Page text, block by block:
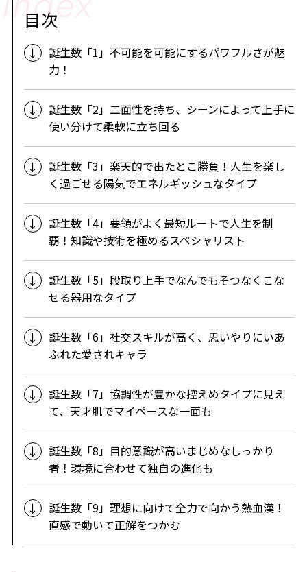
目次
誕生数「1」不可能を可能にするパワフルさが魅
力！
誕生数「2」二面性を持ち、シーンによって上手に
使い分けて柔軟に立ち回る
誕生数「3」楽天的で出たとこ勝負！人生を楽し
く過ごせる陽気でエネルギッシュなタイプ
誕生数「4」要領がよく最短ルートで人生を制
覇！知識や技術を極めるスペシャリスト
誕生数「5」段取り上手でなんでもそつなくこな
せる器用なタイプ
誕生数「6」社交スキルが高く、思いやりにいあ
ふれた愛されキャラ
誕生数「7」協調性が豊かな控えめタイプに見え
て、天才肌でマイペースな一面も
誕生数「8」目的意識が高いまじめなしっかり
者！環境に合わせて独自の進化も
誕生数「9」理想に向けて全力で向かう熱血漢！
直感で動いて正解をつかむ